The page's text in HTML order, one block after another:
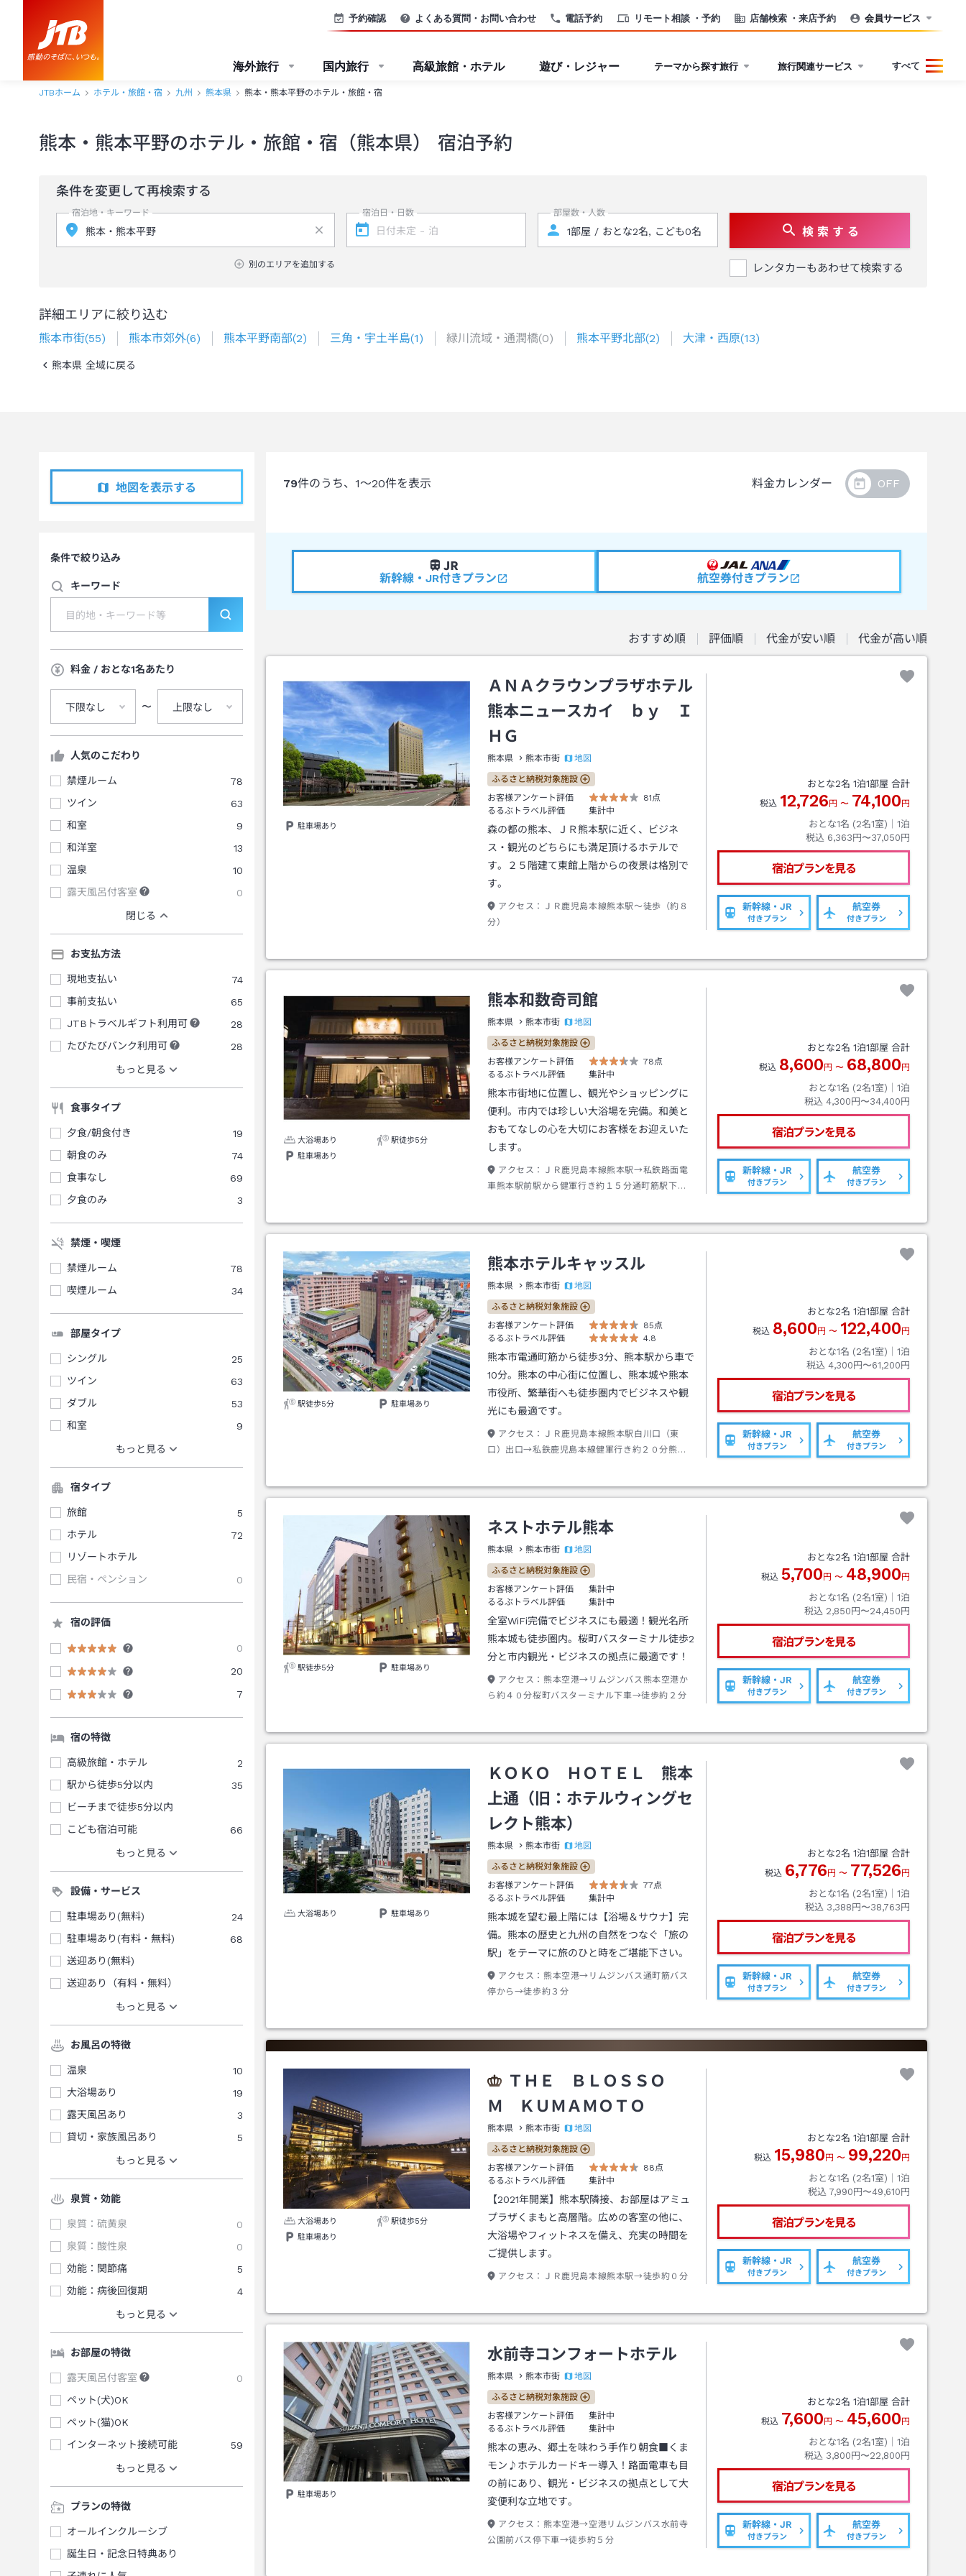
電話予約 リモート相談 ・予約 店舗検索 ・来店予約
予約確認 よくある質問・お問い合わせ 会員サービス
海外旅行 国内旅行 高級旅館・ホテル 遊び・レジャー テーマから探す旅行 旅行関連サービス すべて
JTBホーム ホテル・旅館・宿 九州 熊本県 熊本・熊本平野のホテル・旅館・宿
熊本・熊本平野のホテル・旅館・宿（熊本県） 宿泊予約
条件を変更して再検索する
宿泊地・キーワード
別のエリアを追加する
宿泊日・日数 部屋数・人数
検 索 す る
レンタカーもあわせて検索する
詳細エリアに絞り込む
熊本市街(55) 熊本市郊外(6) 熊本平野南部(2) 三角・宇土半島(1) 緑川流域・通潤橋(0) 熊本平野北部(2) 大津・西原(13)
熊本県 全域に戻る
地図を表示する
条件で絞り込み
キーワード
料金 / おとな1名あたり
下限なし 〜 上限なし
人気のこだわり
禁煙ルーム
78
ツイン
63
和室
9
和洋室
13
温泉
10
露天風呂付客室
0
閉じる
お支払方法
現地支払い
74
事前支払い
65
JTBトラベルギフト利用可
28
たびたびバンク利用可
28
もっと見る
食事タイプ
夕食/朝食付き
19
朝食のみ
74
食事なし
69
夕食のみ
3
禁煙・喫煙
禁煙ルーム
78
喫煙ルーム
34
部屋タイプ
シングル
25
ツイン
63
ダブル
53
和室
9
もっと見る
宿タイプ
旅館
5
ホテル
72
リゾートホテル
民宿・ペンション
0
宿の評価
0
20
7
宿の特徴
高級旅館・ホテル
2
駅から徒歩5分以内
35
ビーチまで徒歩5分以内
こども宿泊可能
66
もっと見る
設備・サービス
駐車場あり(無料)
24
駐車場あり(有料・無料)
68
送迎あり(無料)
送迎あり（有料・無料）
もっと見る
お風呂の特徴
温泉
10
大浴場あり
19
露天風呂あり
3
貸切・家族風呂あり
5
もっと見る
泉質・効能
泉質：硫黄泉
0
泉質：酸性泉
0
効能：関節痛
5
効能：病後回復期
4
もっと見る
お部屋の特徴
露天風呂付客室
0
ペット(犬)OK
ペット(猫)OK
インターネット接続可能
59
もっと見る
プランの特徴
オールインクルーシブ
誕生日・記念日特典あり
79件のうち、 1～20件を表示 料金カレンダー
新幹線・JR付きプラン 航空券付きプラン
おすすめ順 評価順 代金が安い順 代金が高い順
駐車場あり
ＡＮＡクラウンプラザホテル
熊本ニュースカイ ｂｙ Ｉ
ＨＧ
熊本県 熊本市街 地図
ふるさと納税対象施設
お客様アンケート評価
81点
るるぶトラベル評価
集計中
森の都の熊本、ＪＲ熊本駅に近く、ビジネ
ス・観光のどちらにも満足頂けるホテルで
す。２５階建て東館上階からの夜景は格別で
す。
アクセス：
ＪＲ鹿児島本線熊本駅～徒歩（約８
分）
おとな2名 1泊1部屋 合計
税込 12,726 円 〜 74,100 円
おとな1名 (2名1室)｜ 1泊
税込 6,363円〜37,050円
宿泊プランを見る
新幹線・JR
付きプラン
航空券
付きプラン
大浴場あり
駅徒歩5分
駐車場あり
熊本和数奇司館
熊本県 熊本市街 地図
ふるさと納税対象施設
お客様アンケート評価
78点
るるぶトラベル評価
集計中
熊本市街地に位置し、観光やショッピングに
便利。市内では珍しい大浴場を完備。和美と
おもてなしの心を大切にお客様をお迎えいた
します。
アクセス：
ＪＲ鹿児島本線熊本駅→私鉄路面電
車熊本駅前駅から健軍行き約１５分通町筋駅下車
おとな2名 1泊1部屋 合計
税込 8,600 円 〜 68,800 円
おとな1名 (2名1室)｜ 1泊
税込 4,300円〜34,400円
宿泊プランを見る
新幹線・JR
付きプラン
航空券
付きプラン
駅徒歩5分 駐車場あり
熊本ホテルキャッスル
熊本県 熊本市街 地図
ふるさと納税対象施設
お客様アンケート評価
85点
るるぶトラベル評価
4.8
熊本市電通町筋から徒歩3分、熊本駅から車で
10分。熊本の中心街に位置し、熊本城や熊本
市役所、繁華街へも徒歩圏内でビジネスや観
光にも最適です。
アクセス：
ＪＲ鹿児島本線熊本駅白川口（東
口）出口→私鉄鹿児島本線健軍行き約２０分熊本
おとな2名 1泊1部屋 合計
税込 8,600 円 〜 122,400 円
おとな1名 (2名1室)｜ 1泊
税込 4,300円〜61,200円
宿泊プランを見る
新幹線・JR
付きプラン
航空券
付きプラン
駅徒歩5分 駐車場あり
ネストホテル熊本
熊本県 熊本市街 地図
ふるさと納税対象施設
お客様アンケート評価
集計中
るるぶトラベル評価
集計中
全室WiFi完備でビジネスにも最適！観光名所
熊本城も徒歩圏内。桜町バスターミナル徒歩2
分と市内観光・ビジネスの拠点に最適です！
アクセス： 熊本空港→リムジンバス熊本空港か
ら約４０分桜町バスターミナル下車→徒歩約２分
おとな2名 1泊1部屋 合計
税込 5,700 円 〜 48,900 円
おとな1名 (2名1室)｜ 1泊
税込 2,850円〜24,450円
宿泊プランを見る
新幹線・JR
付きプラン
航空券
付きプラン
大浴場あり 駐車場あり
ＫＯＫＯ ＨＯＴＥＬ 熊本
上通（旧：ホテルウィングセ
レクト熊本）
熊本県 熊本市街 地図
ふるさと納税対象施設
お客様アンケート評価
77点
るるぶトラベル評価
集計中
熊本城を望む最上階には【浴場＆サウナ】完
備。熊本の歴史と九州の自然をつなぐ「旅の
駅」をテーマに旅のひと時をご堪能下さい。
アクセス： 熊本空港→リムジンバス通町筋バス
停から→徒歩約３分
おとな2名 1泊1部屋 合計
税込 6,776 円 〜 77,526 円
おとな1名 (2名1室)｜ 1泊
税込 3,388円〜38,763円
宿泊プランを見る
新幹線・JR
付きプラン
航空券
付きプラン
大浴場あり
駅徒歩5分
駐車場あり
ＴＨＥ ＢＬＯＳＳＯ
Ｍ ＫＵＭＡＭＯＴＯ
熊本県 熊本市街 地図
ふるさと納税対象施設
お客様アンケート評価
88点
るるぶトラベル評価
集計中
【2021年開業】熊本駅隣接、お部屋はアミュ
プラザくまもと高層階。広めの客室の他に、
大浴場やフィットネスを備え、充実の時間を
ご提供します。
アクセス： ＪＲ鹿児島本線熊本駅→徒歩約０分
おとな2名 1泊1部屋 合計
税込 15,980 円 〜 99,220 円
おとな1名 (2名1室)｜ 1泊
税込 7,990円〜49,610円
宿泊プランを見る
新幹線・JR
付きプラン
航空券
付きプラン
駐車場あり
水前寺コンフォートホテル
熊本県 熊本市街 地図
ふるさと納税対象施設
お客様アンケート評価
集計中
るるぶトラベル評価
集計中
熊本の恵み、郷土を味わう手作り朝食■くま
モン♪ホテルカードキー導入！路面電車も目
の前にあり、観光・ビジネスの拠点として大
変便利な立地です。
アクセス： 熊本空港→空港リムジンバス水前寺
公園前バス停下車→徒歩約５分
おとな2名 1泊1部屋 合計
税込 7,600 円 〜 45,600 円
おとな1名 (2名1室)｜ 1泊
税込 3,800円〜22,800円
宿泊プランを見る
新幹線・JR
付きプラン
航空券
付きプラン